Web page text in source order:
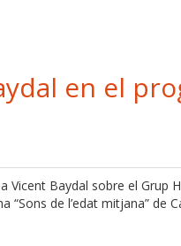
en el
Vicent Baydal sobre el Grup
“Sons de l’edat mitjana” de